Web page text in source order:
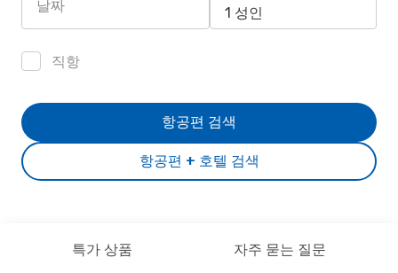
날짜 1 성인
직항
항공편 + 호텔 검색
항공편 검색
특가 상품 자주 묻는 질문